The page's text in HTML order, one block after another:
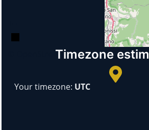
© OpenStreetMapTimezone
Your timezone: UTC